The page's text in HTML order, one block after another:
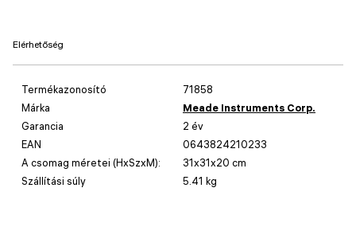
Elérhetőség
Termékazonosító
71858
Márka
Meade Instruments Corp.
Garancia
2 év
EAN
0643824210233
A csomag méretei (HxSzxM):
31x31x20 cm
Szállítási súly
5.41 kg